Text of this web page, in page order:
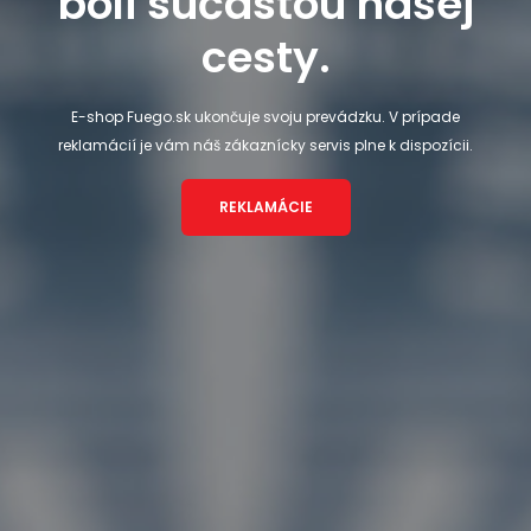
cesty.
E-shop Fuego.sk ukončuje svoju prevádzku. V prípade
reklamácií je vám náš zákaznícky servis plne k dispozícii.
REKLAMÁCIE